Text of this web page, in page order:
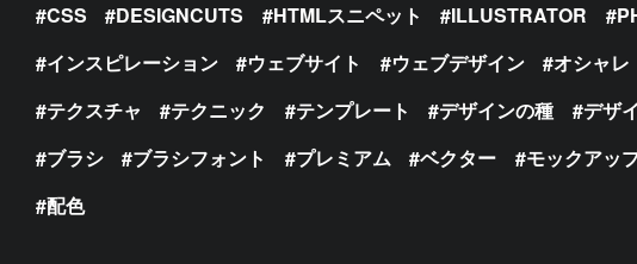
CSS DESIGNCUTS HTMLスニペット ILLUSTRATOR
インスピレーション
ウェブサイト ウェブデザイン オシャレ
テクスチャ
テクニック テンプレート デザインの種 デザ
ブラシ
ブラシフォント プレミアム ベクター モックアッ
配色